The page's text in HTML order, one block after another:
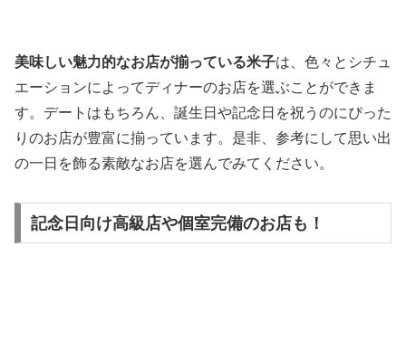
美味しい魅力的なお店が揃っている米子は、色々とシチュ
エーションによってディナーのお店を選ぶことができま
す。デートはもちろん、誕生日や記念日を祝うのにぴった
りのお店が豊富に揃っています。是非、参考にして思い出
の一日を飾る素敵なお店を選んでみてください。
記念日向け高級店や個室完備のお店も！